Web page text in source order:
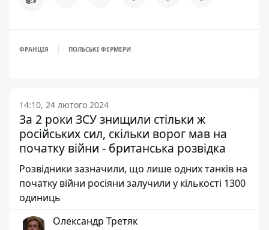
ФРАНЦІЯ ПОЛЬСЬКІ ФЕРМЕРИ
14:10, 24 лютого 2024
За 2 роки ЗСУ знищили стільки ж
російських сил, скільки ворог мав на
початку війни - британська розвідка
Розвідники зазначили, що лише одних танків на
початку війни росіяни залучили у кількості 1300
одиниць
Олександр Третяк